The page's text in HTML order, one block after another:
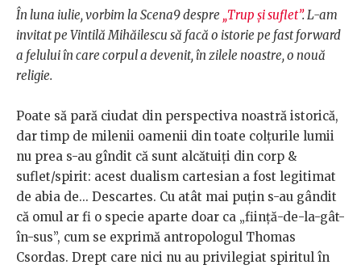
În luna iulie, vorbim la Scena9 despre „Trup și suflet”. L-am
invitat pe Vintilă Mihăilescu să facă o istorie pe fast forward
a felului în care corpul a devenit, în zilele noastre, o nouă
religie.
Poate să pară ciudat din perspectiva noastră istorică,
dar timp de milenii oamenii din toate colțurile lumii
nu prea s-au gîndit că sunt alcătuiți din corp &
suflet/spirit: acest dualism cartesian a fost legitimat
de abia de... Descartes. Cu atât mai puțin s-au gândit
că omul ar fi o specie aparte doar ca „ființă-de-la-gât-
în-sus”, cum se exprimă antropologul Thomas
Csordas. Drept care nici nu au privilegiat spiritul în